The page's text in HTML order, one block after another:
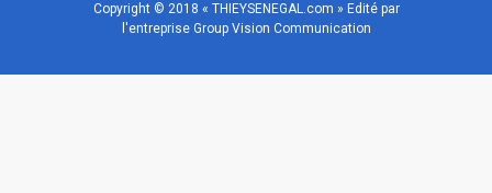
Copyright © 2018 « THIEYSENEGAL.com » Edité par
l'entreprise Group Vision Communication